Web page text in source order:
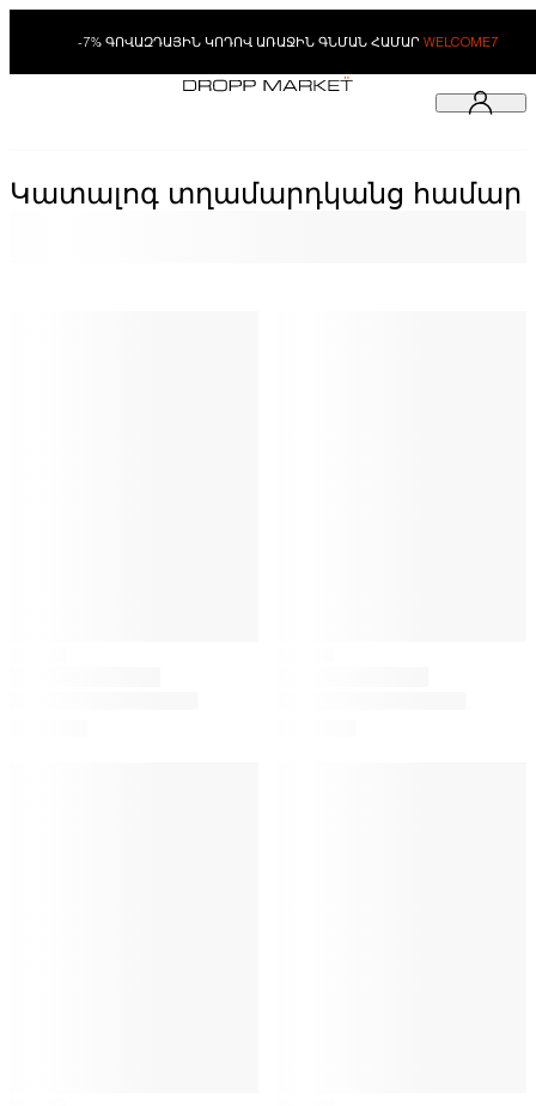
-7% ԳՈՎԱԶԴԱՅԻՆ ԿՈԴՈՎ ԱՌԱՋԻՆ ԳՆՄԱՆ ՀԱՄԱՐ WELCOME7
Կատալոգ տղամարդկանց համար